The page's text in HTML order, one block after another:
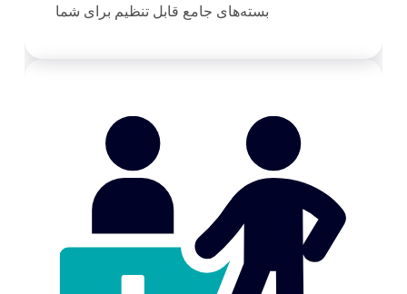
بسته‌های جامع قابل تنظیم برای شما